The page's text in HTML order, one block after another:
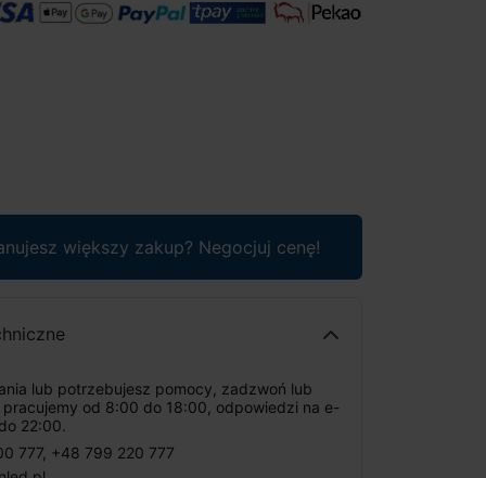
większy zakup? Negocjuj cenę!
lub potrzebujesz pomocy, zadzwoń lub
pracujemy od 8:00 do 18:00, odpowiedzi na e-
22:00.
777, +48 799 220 777